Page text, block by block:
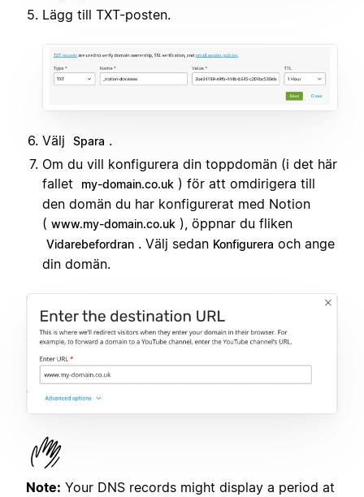
Lägg till TXT-posten.
Välj Spara .
Om du vill konfigurera din toppdomän (i det här
fallet
my-domain.co.uk ) för att omdirigera till
den domän du har konfigurerat med Notion
( www.my-domain.co.uk ), öppnar du fliken
Vidarebefordran . Välj sedan Konfigurera och ange
din domän.
Note: Your DNS records might display a period at